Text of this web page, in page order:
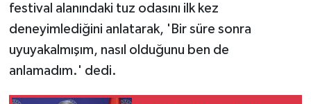
festival alanındaki tuz odasını ilk kez
deneyimlediğini anlatarak, 'Bir süre sonra
uyuyakalmışım, nasıl olduğunu ben de
anlamadım.' dedi.